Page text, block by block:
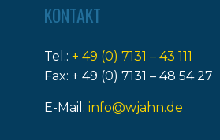
KONTAKT
Tel.: + 49 (0) 7131 – 43 111
Fax: + 49 (0) 7131 – 48 54 27
E-Mail: info@wjahn.de